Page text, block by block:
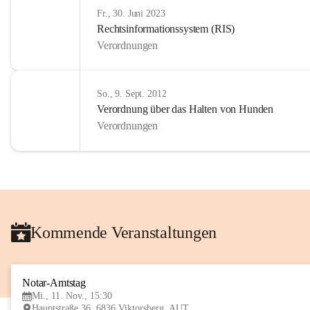
Fr., 30. Juni 2023
Rechtsinformationssystem (RIS)
Verordnungen
So., 9. Sept. 2012
Verordnung über das Halten von Hunden
Verordnungen
Kommende Veranstaltungen
Notar-Amtstag
Mi., 11. Nov., 15:30